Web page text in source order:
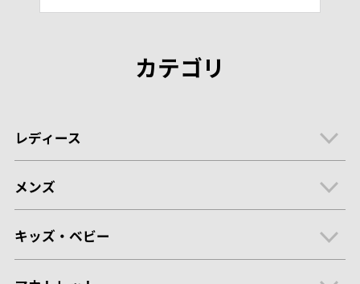
カテゴリ
レディース
メンズ
キッズ・ベビー